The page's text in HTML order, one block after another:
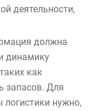
деятельности,
должна
динамику
как
запасов. Для
логистики нужно,